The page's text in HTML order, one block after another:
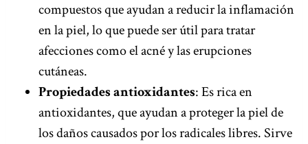
compuestos que ayudan a reducir la inflamación
en la piel, lo que puede ser útil para tratar
afecciones como el acné y las erupciones
cutáneas.
Propiedades antioxidantes: Es rica en
antioxidantes, que ayudan a proteger la piel de
los daños causados por los radicales libres. Sirve